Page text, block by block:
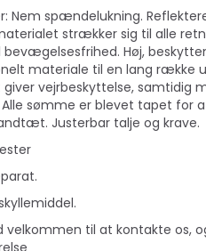
Nem spændelukning.
strækker sig til alle
Høj,
materiale til en lang række
giver vejrbeskyttelse, samtidig
Alle sømme er blevet tapet for
Justerbar talje og krave.
velkommen til at kontakte os,